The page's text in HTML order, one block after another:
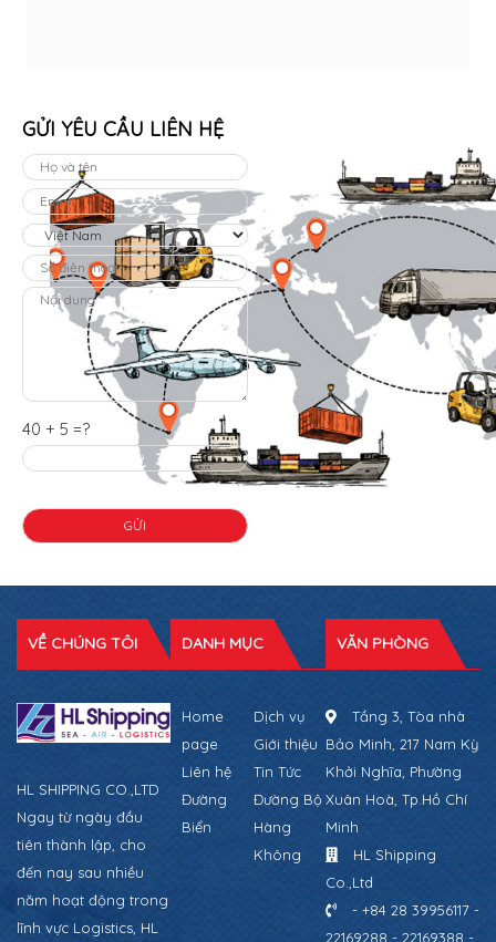
GỬI YÊU CẦU LIÊN HỆ
40 + 5 =?
VỀ CHÚNG TÔI
HL SHIPPING CO.,LTD
Ngay từ ngày đầu
tiên thành lập, cho
đến nay sau nhiều
năm hoạt động trong
lĩnh vực Logistics, HL
DANH MỤC
Home
page
Dịch vụ
Giới thiệu
Liên hệ
Tin Tức
Đường
Biển
Đường Bộ
Hàng
Không
VĂN PHÒNG
Tầng 3, Tòa nhà
Bảo Minh, 217 Nam Kỳ
Khởi Nghĩa, Phường
Xuân Hoà, Tp.Hồ Chí
Minh
HL Shipping
Co.,Ltd
- +84 28 39956117 -
22169288 - 22169388 -